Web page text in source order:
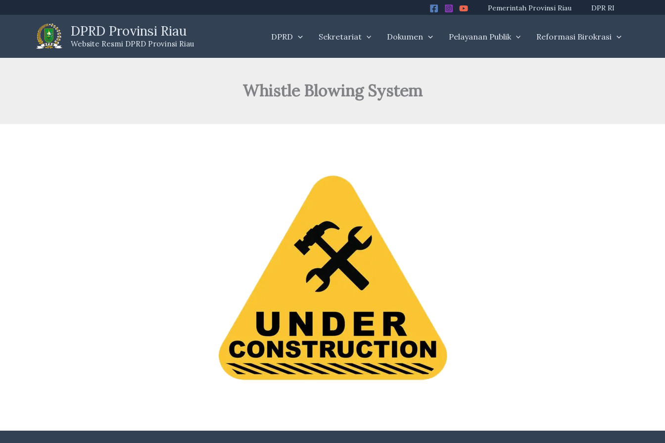
Pemerintah Provinsi Riau DPR RI
DPRD Provinsi Riau
Website Resmi DPRD Provinsi Riau
DPRD Sekretariat Dokumen Pelayanan Publik Reformasi Birokrasi
Whistle Blowing System